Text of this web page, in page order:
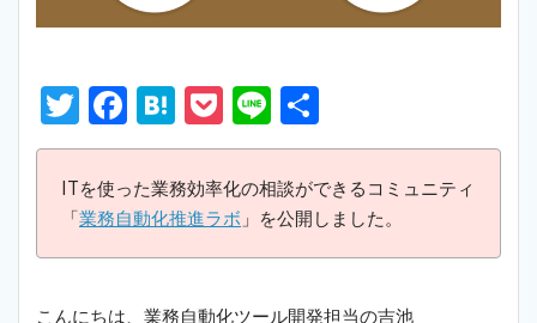
T
w
itt
er
F
ac
e
b
o
o
H
at
e
n
a
P
o
ck
et
Li
n
e
h
ar
e
ITを使った業務効率化の相談ができるコミュニティ
「業務自動化推進ラボ 」を公開しました。
こんにちは、業務自動化ツール開発担当の吉池